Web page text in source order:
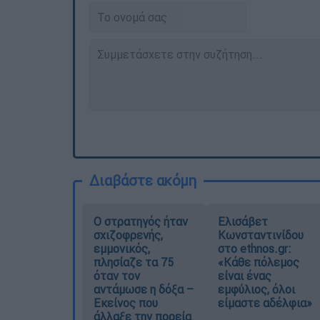
Διαβάστε ακόμη
O στρατηγός ήταν
σχιζοφρενής,
εμμονικός,
πλησίαζε τα 75
όταν τον
αντάμωσε η δόξα –
Εκείνος που
άλλαξε την πορεία
Ελισάβετ
Κωνσταντινίδου
στο ethnos.gr:
«Κάθε πόλεμος
είναι ένας
εμφύλιος, όλοι
είμαστε αδέλφια»